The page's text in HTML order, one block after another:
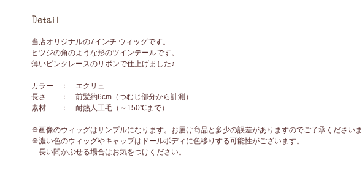
当店オリジナルの7インチ ウィッグです。
ヒツジの角のような形のツインテールです。
薄いピンクレースのリボンで仕上げました♪
カラー ： エクリュ
長さ ： 前髪約6cm（つむじ部分から計測）
素材 ： 耐熱人工毛（～150℃まで）
※画像のウィッグはサンプルになります。お届け商品と多少の誤差がありますのでご了承くださいま
※濃い色のウィッグやキャップはドールボディに色移りする可能性がございます。
長い間かぶせる場合はお気をつけください。